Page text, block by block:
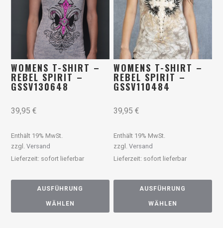
WOMENS T-SHIRT –
REBEL SPIRIT –
GSSV130648
39,95€
Enthält 19% MwSt.
zzgl.Versand
Lieferzeit: sofort lieferbar
AUSFÜHRUNG
WÄHLEN
WOMENS T-SHIRT –
REBEL SPIRIT –
GSSV110484
39,95€
Enthält 19% MwSt.
zzgl.Versand
Lieferzeit: sofort lieferbar
AUSFÜHRUNG
WÄHLEN